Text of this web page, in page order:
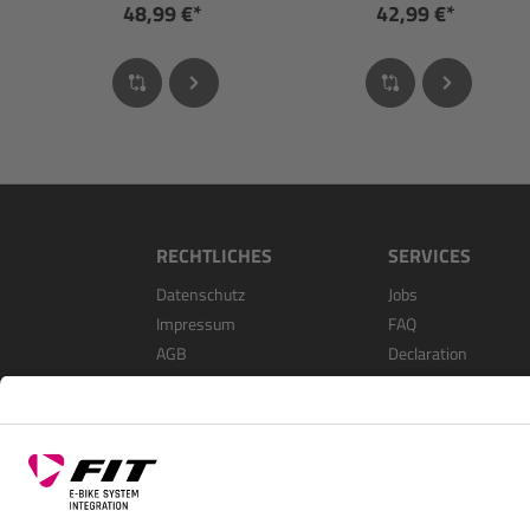
48,99 €* 42,99 €*
RECHTLICHES
Datenschutz
Impressum
AGB
SERVICES
Jobs
FAQ
Declaration
Open Source